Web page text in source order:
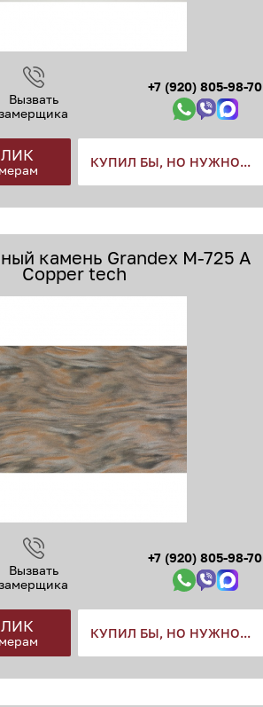
Вызвать
+7 (920) 805-98-70
КУПИЛ БЫ, НО НУЖНО...
камень Grandex M-725 A
Copper tech
Вызвать
+7 (920) 805-98-70
КУПИЛ БЫ, НО НУЖНО...